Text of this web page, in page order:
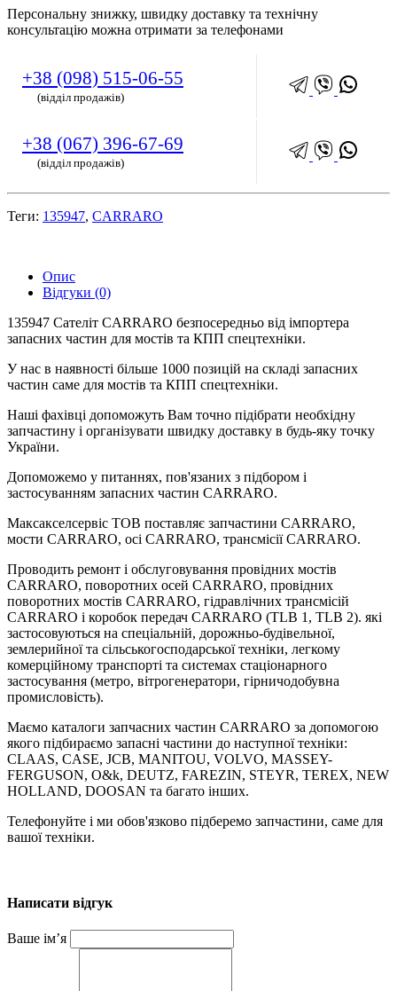
Персональну знижку, швидку доставку та технічну
консультацію можна отримати за телефонами
+38 (098) 515-06-55
(відділ продажів)
+38 (067) 396-67-69
(відділ продажів)
Теги: 135947, CARRARO
Опис
Відгуки (0)
135947 Сателіт CARRARO безпосередньо від імпортера
запасних частин для мостів та КПП спецтехніки.
У нас в наявності більше 1000 позицій на складі запасних
частин саме для мостів та КПП спецтехніки.
Наші фахівці допоможуть Вам точно підібрати необхідну
запчастину і організувати швидку доставку в будь-яку точку
України.
Допоможемо у питаннях, пов'язаних з підбором і
застосуванням запасних частин CARRARO.
Максакселсервіс ТОВ поставляє запчастини CARRARO,
мости CARRARO, осі CARRARO, трансмісії CARRARO.
Проводить ремонт і обслуговування провідних мостів
CARRARO, поворотних осей CARRARO, провідних
поворотних мостів CARRARO, гідравлічних трансмісій
CARRARO і коробок передач CARRARO (TLB 1, TLB 2). які
застосовуються на спеціальній, дорожньо-будівельної,
землерийної та сільськогосподарської техніки, легкому
комерційному транспорті та системах стаціонарного
застосування (метро, вітрогенератори, гірничодобувна
промисловість).
Маємо каталоги запчасних частин CARRARO за допомогою
якого підбираємо запасні частини до наступної техніки:
CLAAS, CASE, JCB, MANITOU, VOLVO, MASSEY-
FERGUSON, O&k, DEUTZ, FAREZIN, STEYR, TEREX, NEW
HOLLAND, DOOSAN та багато інших.
Телефонуйте і ми обов'язково підберемо запчастини, саме для
вашої техніки.
Написати відгук
Ваше ім’я